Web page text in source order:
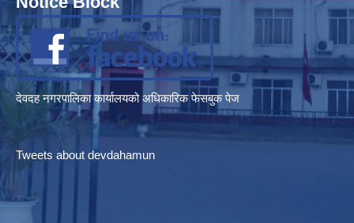
देवदह नगरपालिका कार्यालयको अधिकारिक फेसबुक पेज
Tweets about devdahamun